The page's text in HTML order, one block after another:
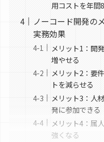
用コストを年間
ノーコード開発の
実務効果
メリット1：開
増やせる
メリット2：要
トを減らせる
メリット3：人
発に参加できる
メリット4：属
強くなる